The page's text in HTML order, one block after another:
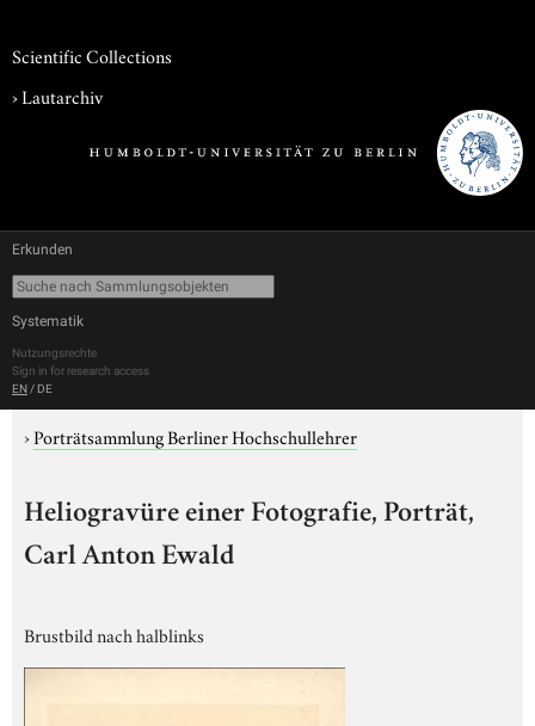
Scientific Collections
›Lautarchiv
Erkunden
Systematik
Nutzungsrechte
Sign in for research access
EN / DE
›Porträtsammlung Berliner Hochschullehrer
Heliogravüre einer Fotografie, Porträt,
Carl Anton Ewald
Brustbild nach halblinks